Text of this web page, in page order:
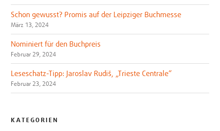
Schon gewusst? Promis auf der Leipziger Buchmesse
März 13, 2024
Nominiert für den Buchpreis
Februar 29, 2024
Leseschatz-Tipp: Jaroslav Rudiš, „Trieste Centrale“
Februar 23, 2024
KATEGORIEN